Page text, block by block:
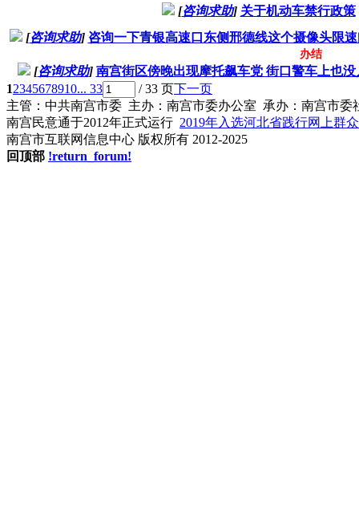
[咨询求助] 关于机动车禁行政策
[咨询求助] 咨询一下青银高速口东侧邢德线这个摄像头限
办结
[咨询求助] 南宫街区傍晚出现摩托飙车党 街口警车上也
12345678910... 33 / 33 页下一页
主管：中共南宫市委 主办：南宫市委办公室 承办：南宫市委
南宫民意通于2012年正式运行 2019年入选河北省践行网上群
南宫市互联网信息中心 版权所有 2012-2025
回顶部 !return_forum!